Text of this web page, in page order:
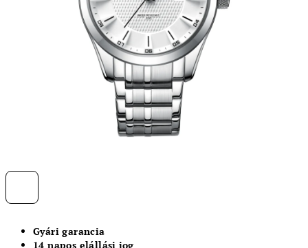
Gyári garancia
14 napos elállási jog